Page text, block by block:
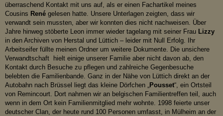
überraschend Kontakt mit uns auf, als er einen Fachartikel meines
Cousins René gelesen hatte. Unsere Unterlagen zeigten, dass wir
verwandt sein mussten, aber wir konnten dies nicht nachweisen. Über
Jahre hinweg stöberte Leon immer wieder tagelang mit seiner Frau Lizzy
in den Archiven von Herstal und Lüttich – leider mit Null Erfolg. Ihr
Arbeitseifer füllte meinen Ordner um weitere Dokumente. Die unsichere
Verwandtschaft hielt einige unserer Familie aber nicht davon ab, den
Kontakt durch Besuche zu pflegen und zahlreiche Gegenbesuche
belebten die Familienbande. Ganz in der Nähe von Lüttich direkt an der
Autobahn nach Brüssel liegt das kleine Dörfchen „ Pousset“, ein Ortsteil
von Remincourt. Dort nahmen wir an belgischen Familientreffen teil, auch
wenn in dem Ort kein Familienmitglied mehr wohnte. 1998 feierte unser
deutscher Clan, der heute rund 100 Personen umfasst, in Mülheim an der